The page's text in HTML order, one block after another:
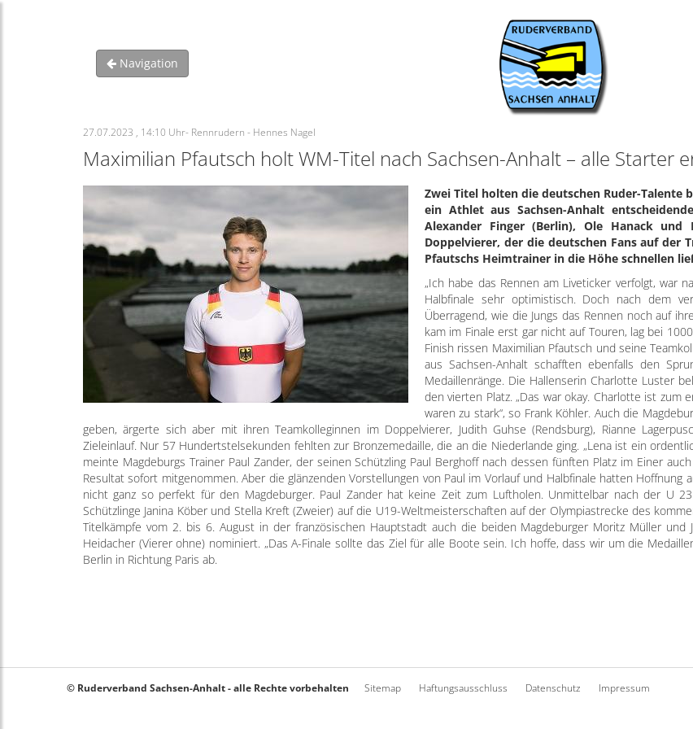
Navigation
27.07.2023 , 14:10 Uhr- Rennrudern - Hennes Nagel
Maximilian Pfautsch holt WM-Titel nach Sachsen-Anhalt – alle Starter
Zwei Titel holten die deutschen Ruder-
ein Athlet aus Sachsen-Anhalt
Alexander Finger (Berlin), Ole Hanack
Doppelvierer, der die deutschen Fans auf der
Pfautschs Heimtrainer in die Höhe schnellen
„Ich habe das Rennen am Liveticker verfolgt, war
Halbfinale sehr optimistisch. Doch nach dem
Überragend, wie die Jungs das Rennen noch auf
kam im Finale erst gar nicht auf Touren, lag bei
Finish rissen Maximilian Pfautsch und seine
aus Sachsen-Anhalt schafften ebenfalls den
Medaillenränge. Die Hallenserin Charlotte Luster
den vierten Platz. „Das war okay. Charlotte ist
waren zu stark“, so Frank Köhler. Auch die
geben, ärgerte sich aber mit ihren Teamkolleginnen im Doppelvierer, Judith Guhse (Rendsburg), Rianne
Zieleinlauf. Nur 57 Hundertstelsekunden fehlten zur Bronzemedaille, die an die Niederlande ging. „Lena ist ein
meinte Magdeburgs Trainer Paul Zander, der seinen Schützling Paul Berghoff nach dessen fünften Platz im Einer
Resultat sofort mitgenommen. Aber die glänzenden Vorstellungen von Paul im Vorlauf und Halbfinale hatten Hoffnung
nicht ganz so perfekt für den Magdeburger. Paul Zander hat keine Zeit zum Luftholen. Unmittelbar nach der U
Schützlinge Janina Köber und Stella Kreft (Zweier) auf die U19-Weltmeisterschaften auf der Olympiastrecke des
Titelkämpfe vom 2. bis 6. August in der französischen Hauptstadt auch die beiden Magdeburger Moritz Müller und
Heidacher (Vierer ohne) nominiert. „Das A-Finale sollte das Ziel für alle Boote sein. Ich hoffe, dass wir um die
Berlin in Richtung Paris ab.
© Ruderverband Sachsen-Anhalt - alle Rechte vorbehalten Sitemap Haftungsausschluss Datenschutz Impressum